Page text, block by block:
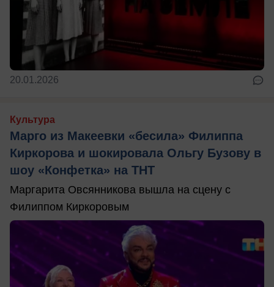
20.01.2026
Культура
Марго из Макеевки «бесила» Филиппа
Киркорова и шокировала Ольгу Бузову в
шоу «Конфетка» на ТНТ
Маргарита Овсянникова вышла на сцену с
Филиппом Киркоровым